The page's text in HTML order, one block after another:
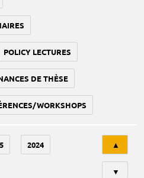
POLICY LECTURES
DE THÈSE
WORKSHOPS
2024 ▲
▼